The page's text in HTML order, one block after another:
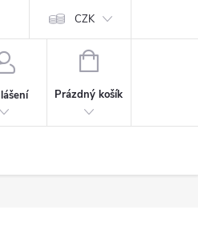
CZK
NÁKUPNÍ
Prázdný košík